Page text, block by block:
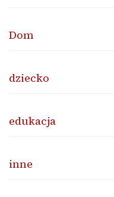
Dom
dziecko
edukacja
inne